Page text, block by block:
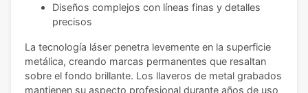
Diseños complejos con líneas finas y detalles
precisos
La tecnología láser penetra levemente en la superficie
metálica, creando marcas permanentes que resaltan
sobre el fondo brillante. Los llaveros de metal grabados
mantienen su aspecto profesional durante años de uso